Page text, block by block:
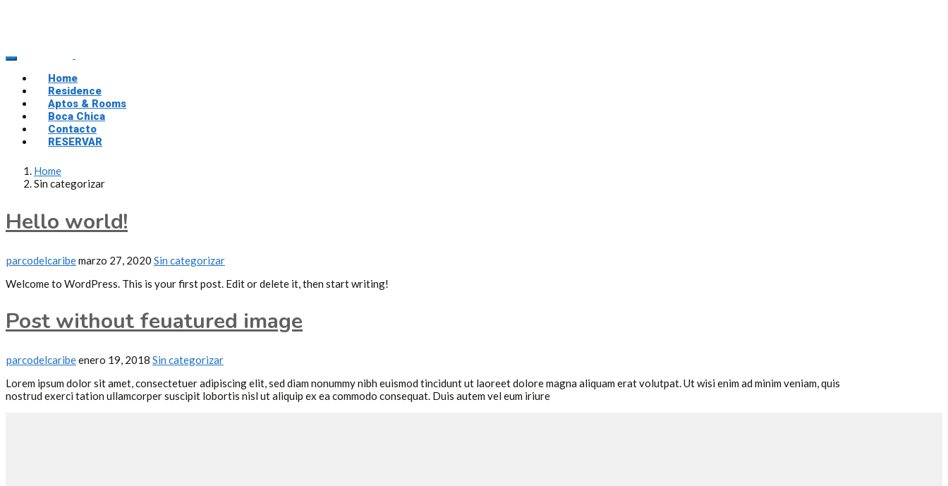
Home
Residence
Aptos & Rooms
Boca Chica
Contacto
RESERVAR
Home
Sin categorizar
Hello world!
parcodelcaribemarzo 27, 2020 Sin categorizar
Welcome to WordPress. This is your first post. Edit or delete it, then start writing!
Post without feuatured image
parcodelcaribeenero 19, 2018 Sin categorizar
Lorem ipsum dolor sit amet, consectetuer adipiscing elit, sed diam nonummy nibh euismod tincidunt ut laoreet dolore magna aliquam erat volutpat. Ut wisi enim ad minim veniam, quis
nostrud exerci tation ullamcorper suscipit lobortis nisl ut aliquip ex ea commodo consequat. Duis autem vel eum iriure